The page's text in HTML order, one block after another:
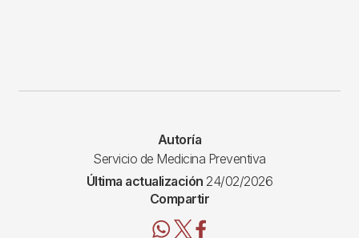
Autoría
Servicio de Medicina Preventiva
Última actualización 24/02/2026
Compartir